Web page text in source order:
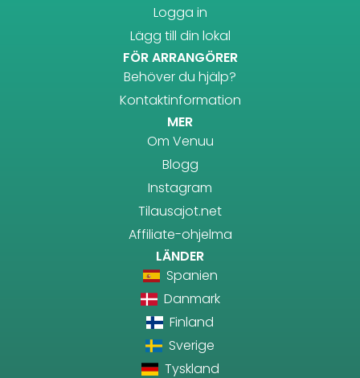
Logga in
Lägg till din lokal
FÖR ARRANGÖRER
Behöver du hjälp?
Kontaktinformation
MER
Om Venuu
Blogg
Instagram
Tilausajot.net
Affiliate-ohjelma
LÄNDER
Spanien
Danmark
Finland
Sverige
Tyskland